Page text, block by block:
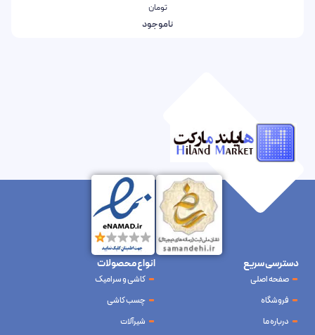
تومان
ناموجود
دسترسی سریع
صفحه اصلی
فروشگاه
درباره ما
انواع محصولات
کاشی و سرامیک
چسب کاشی
شیرآلات